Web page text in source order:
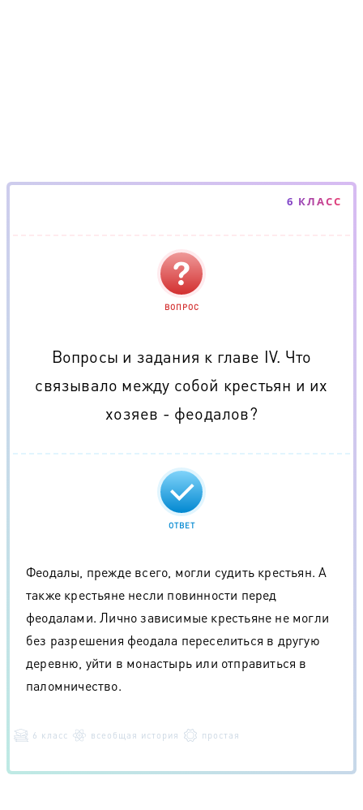
6 КЛАСС
ВОПРОС
Вопросы и задания к главе IV. Что
связывало между собой крестьян и их
хозяев - феодалов?
ОТВЕТ
Феодалы, прежде всего, могли судить крестьян. А
также крестьяне несли повинности перед
феодалами. Лично зависимые крестьяне не могли
без разрешения феодала переселиться в другую
деревню, уйти в монастырь или отправиться в
паломничество.
6 класс всеобщая история простая